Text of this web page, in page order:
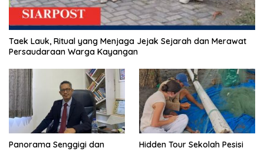
Taek Lauk, Ritual yang Menjaga Jejak Sejarah dan Merawat
Persaudaraan Warga Kayangan
Panorama Senggigi dan
Hidden Tour Sekolah Pesisi